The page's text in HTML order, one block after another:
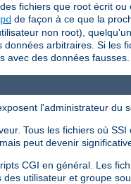
fichiers que root écrit
de façon à ce que la
non root),
arbitraires. Si
avec des données fausses.
l'administrateur du
Tous les fichiers où
peut devenir
CGI en général. Les
des utilisateur et groupe